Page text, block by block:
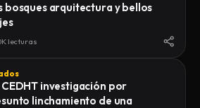
bosques arquitectura y bellos
lecturas
investigación por
linchamiento de una